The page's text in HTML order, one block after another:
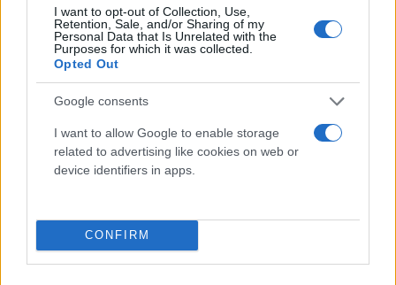
I want to opt-out of Collection, Use,
Retention, Sale, and/or Sharing of my
Personal Data that Is Unrelated with the
Purposes for which it was collected.
Opted Out
Google consents
I want to allow Google to enable storage
related to advertising like cookies on web or
device identifiers in apps.
CONFIRM
αντίθεση με την Αφροδίτη από τον Καρκίνο φέρνει
ψυχική κόπωση, παρασκήνιο ή μία εσωτερική
απογοήτευση που δεν εκφράζεις εύκολα στους
άλλους. Η μέρα απαιτεί σωστή διαχείριση
δυνάμεων.
AstroTip:Δώσε προτεραιότητα στην ξεκούραση και
όχι μόνο στις υποχρεώσεις.
Παρθένος – Συναισθηματικά παράπονα και
αποστάσεις